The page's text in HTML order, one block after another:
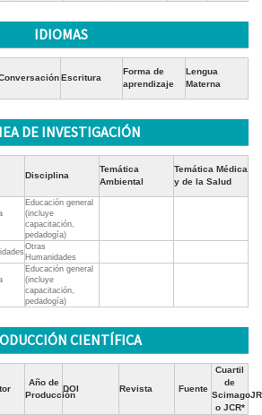
IDIOMAS
Escritura
Forma de
aprendizaje
Lengua
Materna
DE INVESTIGACIÓN
Disciplina
Temática
Ambiental
Temática Médica
y de la Salud
Educación general
(incluye
capacitación,
pedadogía)
Otras
Humanidades
Educación general
(incluye
capacitación,
pedadogía)
CIENTÍFICA
Año de
Producción
DOI Revista Fuente
Cuartil
de
ScimagoJR
o JCR*